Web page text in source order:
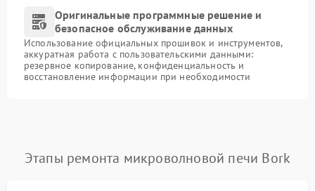
Оригинальные программные решение и
безопасное обслуживание данных
Использование официальных прошивок и инструментов,
аккуратная работа с пользовательскими данными:
резервное копирование, конфиденциальность и
восстановление информации при необходимости
Этапы ремонта микроволновой печи Bork